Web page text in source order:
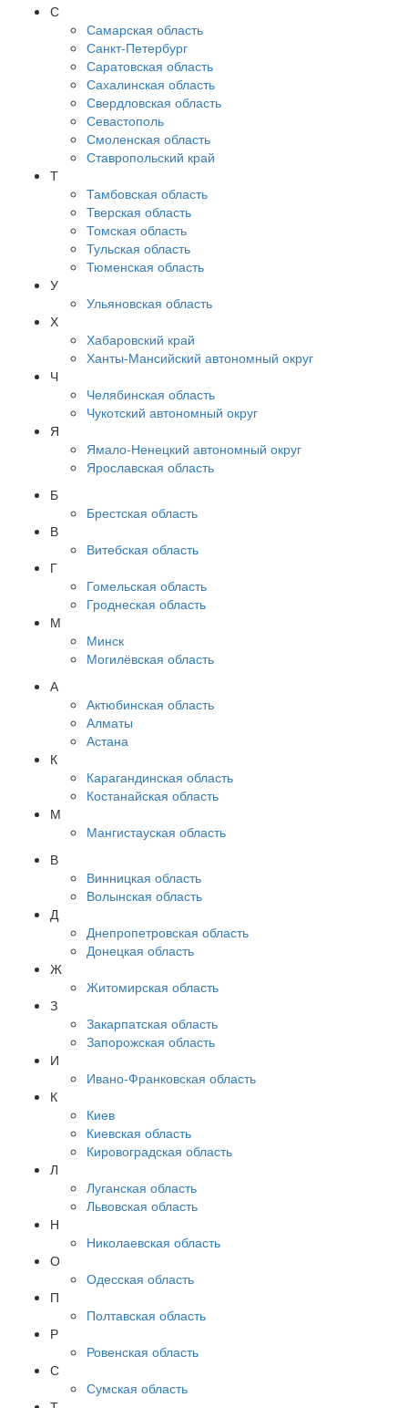
С
Самарская область
Санкт-Петербург
Саратовская область
Сахалинская область
Свердловская область
Севастополь
Смоленская область
Ставропольский край
Т
Тамбовская область
Тверская область
Томская область
Тульская область
Тюменская область
У
Ульяновская область
Х
Хабаровский край
Ханты-Мансийский автономный округ
Ч
Челябинская область
Чукотский автономный округ
Я
Ямало-Ненецкий автономный округ
Ярославская область
Б
Брестская область
В
Витебская область
Г
Гомельская область
Гроднеская область
М
Минск
Могилёвская область
А
Актюбинская область
Алматы
Астана
К
Карагандинская область
Костанайская область
М
Мангистауская область
В
Винницкая область
Волынская область
Д
Днепропетровская область
Донецкая область
Ж
Житомирская область
З
Закарпатская область
Запорожская область
И
Ивано-Франковская область
К
Киев
Киевская область
Кировоградская область
Л
Луганская область
Львовская область
Н
Николаевская область
О
Одесская область
П
Полтавская область
Р
Ровенская область
С
Сумская область